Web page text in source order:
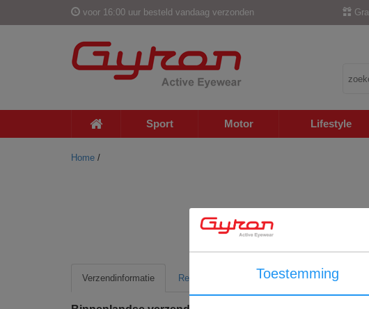
voor 16:00 uur besteld vandaag verzonden
Sport Motor Lifestyle
Home /
Verzendinformatie Retour informatie Toestemming